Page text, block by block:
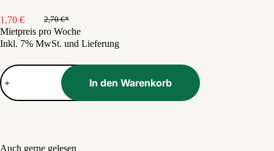
2,70€
Ursprünglicher
Preis
war:
1,70 €
Aktueller
Preis
ist:
Mietpreis pro Woche
Inkl. 7% MwSt. und Lieferung
Frau
im
Spiegel
Menge
In den Warenkorb
Auch gerne gelesen